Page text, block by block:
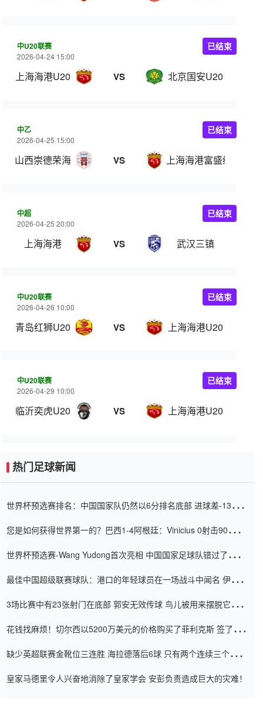
中U20联赛
2026-04-24 15:00
上海海港U20 VS 北京国安U20
已结束
中乙
2026-04-25 15:00
山西崇德荣海 VS 上海海港富盛经开
已结束
中超
2026-04-25 20:00
上海海港 VS 武汉三镇
已结束
中U20联赛
2026-04-26 10:00
青岛红狮U20 VS 上海海港U20
已结束
中U20联赛
2026-04-29 10:00
临沂奕虎U20 VS 上海海港U20
已结束
热门足球新闻
世界杯预选赛排名：中国国家队仍然以6分排名底部 进球差-13令人
您是如何获得世界第一的？巴西1-4阿根廷：Vinicius 0射击90分钟
世界杯预选赛-Wang Yudong首次亮相 中国国家足球队错过了世界
最佳中国超级联赛球队：港口的年轻球员在一场战斗中闻名 伊万放
3场比赛中有23张射门在底部 郭安无效传球 鸟儿被用来摆脱它
花钱找麻烦！切尔西以5200万美元的价格购买了菲利克斯 签了7年
缺少英超联赛金靴位三连胜 海拉德落后6球 只有两个连续三个连续
皇家马德里令人兴奋地消除了皇家学会 安彭负责造成巨大的灾难！